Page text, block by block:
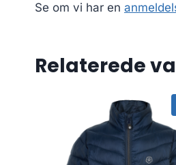
Se om vi har en
Relaterede